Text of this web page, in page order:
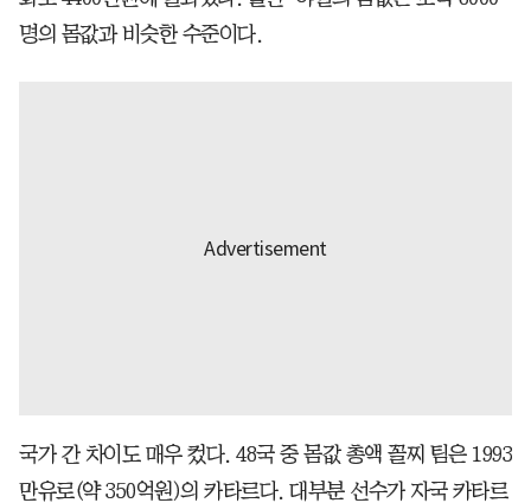
명의 몸값과 비슷한 수준이다.
국가 간 차이도 매우 컸다. 48국 중 몸값 총액 꼴찌 팀은 1993
만유로(약 350억원)의 카타르다. 대부분 선수가 자국 카타르